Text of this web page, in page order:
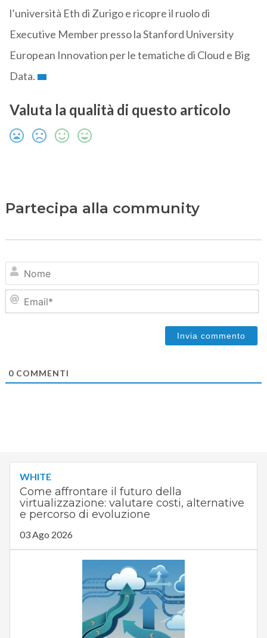
l’università Eth di Zurigo e ricopre il ruolo di
Executive Member presso la Stanford University
European Innovation per le tematiche di Cloud e Big
Data.
Valuta la qualità di questo articolo
Partecipa alla community
0COMMENTI
WHITE
Come affrontare il futuro della
virtualizzazione: valutare costi, alternative
e percorso di evoluzione
03 Ago 2026